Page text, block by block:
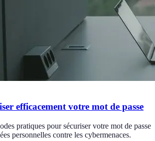
efficacement votre mot de passe
pratiques pour sécuriser votre mot de passe
personnelles contre les cybermenaces.